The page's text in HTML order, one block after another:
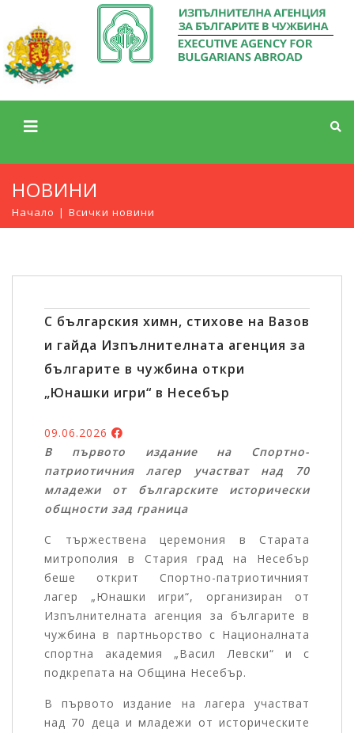
НОВИНИ
Начало Всички новини
С българския химн, стихове на Вазов
и гайда Изпълнителната агенция за
българите в чужбина откри
„Юнашки игри“ в Несебър
09.06.2026
В първото издание на Спортно-
патриотичния лагер участват над 70
младежи от българските исторически
общности зад граница
С тържествена церемония в Старата
митрополия в Стария град на Несебър
беше открит Спортно-патриотичният
лагер „Юнашки игри“, организиран от
Изпълнителната агенция за българите в
чужбина в партньорство с Националната
спортна академия „Васил Левски“ и с
подкрепата на Община Несебър.
В първото издание на лагера участват
над 70 деца и младежи от историческите